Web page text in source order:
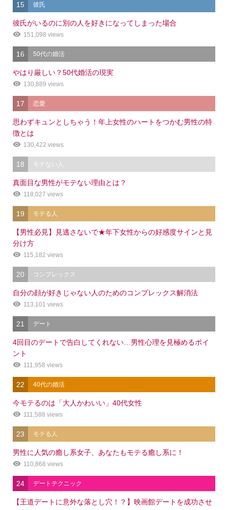
15 彼氏
彼氏がいるのに別の人を好きになってしまった場合
151,098 views
16 50代の婚活
やはり厳しい？50代婚活の現実
130,889 views
17 恋愛
思わずキュンとしちゃう！年上女性のハートをつかむ男性の特
徴とは
130,422 views
18 モテない人
真面目な男性がモテない理由とは？
118,027 views
19 モテる人
【男性必見】見逃さないで★年下女性からの好感度サインと見
分け方
115,182 views
20 コンプレックス
自分の顔が好きじゃない人のためのコンプレックス解消法
113,101 views
21 デート
4回目のデートで告白してくれない…男性心理を見極めるポイ
ント
111,958 views
22 40代の婚活
今モテるのは「大人かわいい」40代女性
111,588 views
23 モテる人
男性に人気の癒し系女子、あなたもモテる癒し系に！
110,868 views
24 デートテクニック
【王道デートに意外な落とし穴！？】映画館デートを成功させ
シェア 電話 メール 会社概要